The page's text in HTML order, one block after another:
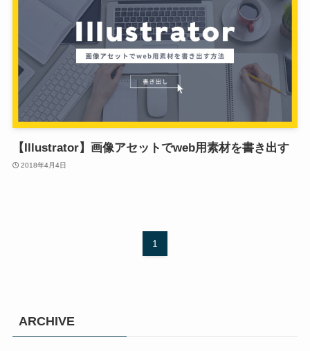
【Illustrator】画像アセットでweb用素材を書き出す
2018年4月4日
1
ARCHIVE